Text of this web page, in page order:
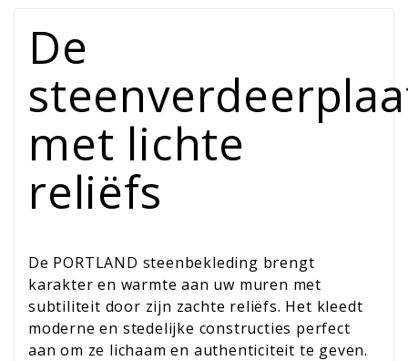
De
met lichte
reliëfs
De PORTLAND steenbekleding brengt
karakter en warmte aan uw muren met
subtiliteit door zijn zachte reliëfs. Het kleedt
moderne en stedelijke constructies perfect
aan om ze lichaam en authenticiteit te geven.